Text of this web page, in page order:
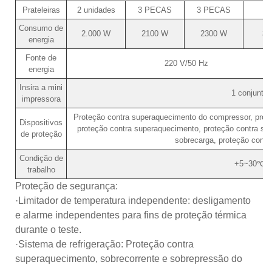
Prateleiras
2 unidades 3 PECAS
3 PECAS
Consumo de
energia
2.000 W 2100 W 2300 W
Fonte de
energia
220 V/50 Hz
Insira a mini
impressora
1 conjunto
Dispositivos
de proteção
Proteção contra superaquecimento do compressor,
proteção contra superaquecimento, proteção contra
sobrecarga, proteção
Condição de
trabalho
+5~30℃
Proteção de segurança:
·Limitador de temperatura independente: desligamento
e alarme independentes para fins de proteção térmica
durante o teste.
·Sistema de refrigeração: Proteção contra
superaquecimento, sobrecorrente e sobrepressão do